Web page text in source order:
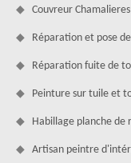
Couvreur
Réparation et pose
Réparation fuite de
Peinture sur tuile et
Habillage planche de
Artisan peintre